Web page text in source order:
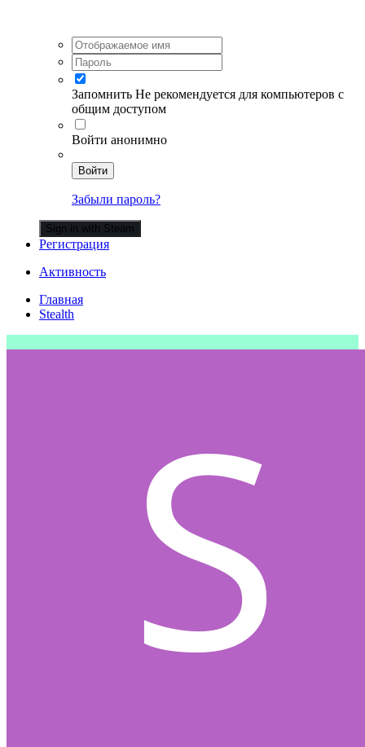
Запомнить Не рекомендуется для компьютеров с
общим доступом
Войти анонимно
Войти
Забыли пароль?
Sign in with Steam
Регистрация
Активность
Главная
Stealth